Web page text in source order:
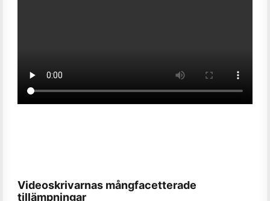
Videoskrivarnas mångfacetterade
tillämpningar